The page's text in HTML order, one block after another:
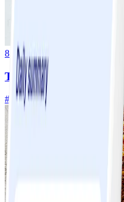
8
Tacos
# Lätt15 MIN